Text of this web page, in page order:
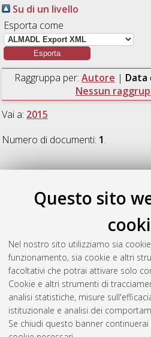
Questo sito
Nel nostro sito utilizziamo sia
funzionamento, sia cookie e altri
facoltativi che potrai attivare solo
Cookie e altri strumenti di
analisi statistiche, misure
istituzionale e analisi dei
Se chiudi questo banner
Su di un livello
Esporta come
Raggruppa per: Autore | Data
Nessun
Vai a: 2015
Numero di documenti: 1.
2015
Bazzani, Claudia (2015)
,
Studiorum Università di Bologna.
Scienze e tecnologie agrarie,
DOI 10.6092/unibo/amsdottorato/
Questa lista e' stata generata